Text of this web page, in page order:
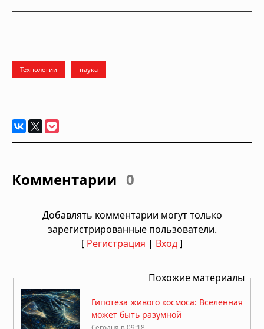
Технологии наука
Комментарии 0
Добавлять комментарии могут только
зарегистрированные пользователи.
[ Регистрация | Вход]
Похожие материалы
Гипотеза живого космоса: Вселенная
может быть разумной